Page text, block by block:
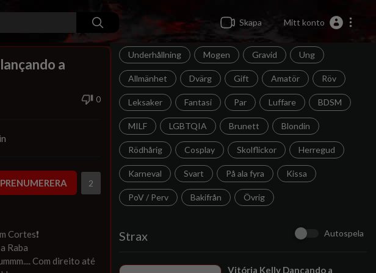
Skapa Mitt konto
1.00x 720p
Underhållning Mogen Gravid Ung
Allmänhet Dvärg Gift Amatör Röv
Leksaker Fantasi Par Luffare BDSM
MILF LGBTQIA Brunett Blondin
Rödhårig Cosplay Skolflickor Herregud
Karneval Svart På ala fyra Kissa
PoV / Perv Bakifrån Övrig
Strax Autospela
⁣Vitória Kelly Dançando a
a
0
PRENUMERERA 2
Cortes❗
Raba
Com direito até